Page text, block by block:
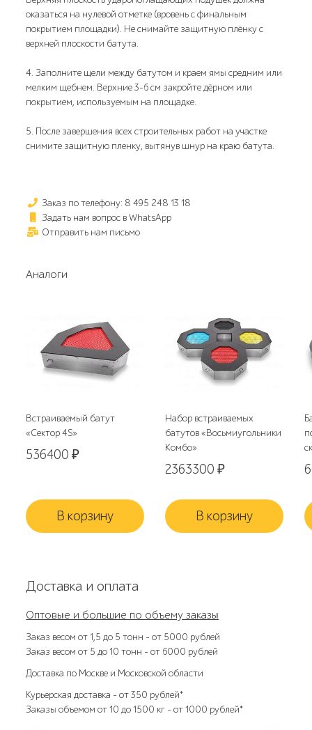
оказаться на нулевой отметке (вровень с финальным
покрытием площадки). Не снимайте защитную плёнку с
верхней плоскости батута.
4. Заполните щели между батутом и краем ямы средним или
мелким щебнем. Верхние 3-6 см закройте дёрном или
покрытием, используемым на площадке.
5. После завершения всех строительных работ на участке
снимите защитную пленку, вытянув шнур на краю батута.
Заказ по телефону: 8 495 248 13 18
Задать нам вопрос в WhatsApp
Отправить нам письмо
Аналоги
Встраиваемый батут
«Сектор 4S»
536400₽
В корзину
Набор встраиваемых
батутов «Восьмиугольники
Комбо»
2363300₽
В корзину
Доставка и оплата
Оптовые и большие по объему заказы
Заказ весом от 1,5 до 5 тонн – от 5000 рублей
Заказ весом от 5 до 10 тонн – от 6000 рублей
Доставка по Москве и Московской области
Курьерская доставка – от 350 рублей*
Заказы объемом от 10 до 1500 кг – от 1000 рублей*